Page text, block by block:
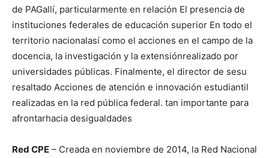
de PAGallí, particularmente en relación El presencia de
instituciones federales de educación superior En todo el
territorio nacionalasí como el acciones en el campo de la
docencia, la investigación y la extensiónrealizado por
universidades públicas. Finalmente, el director de sesu
resaltado Acciones de atención e innovación estudiantil
realizadas en la red pública federal. tan importante para
afrontarhacia desigualdades
Red CPE – Creada en noviembre de 2014, la Red Nacional